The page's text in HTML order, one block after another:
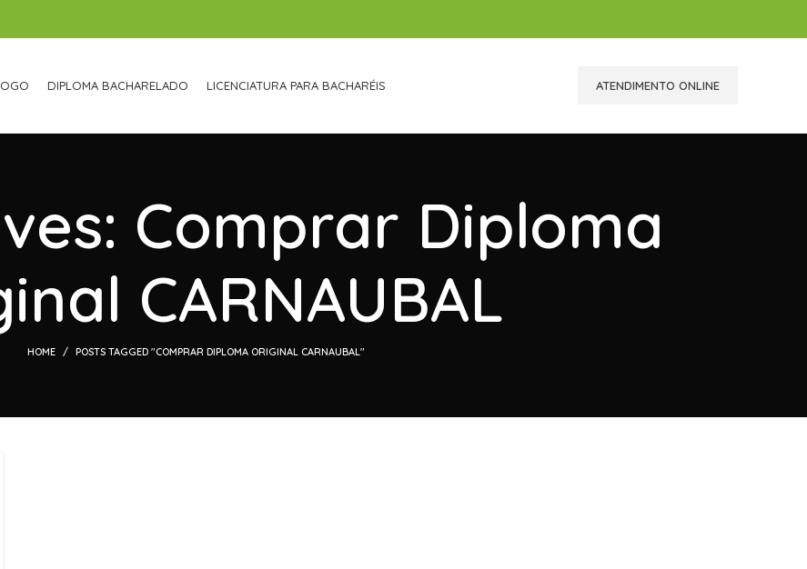
DIPLOMA BACHARELADO LICENCIATURA PARA BACHARÉIS ATENDIMENTO ONLINE
Comprar Diploma
CARNAUBAL
HOME POSTS TAGGED "COMPRAR DIPLOMA ORIGINAL CARNAUBAL"